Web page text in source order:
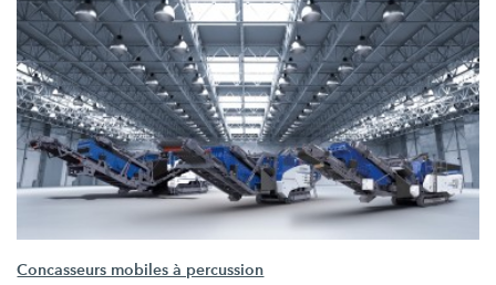
Concasseurs mobiles à percussion